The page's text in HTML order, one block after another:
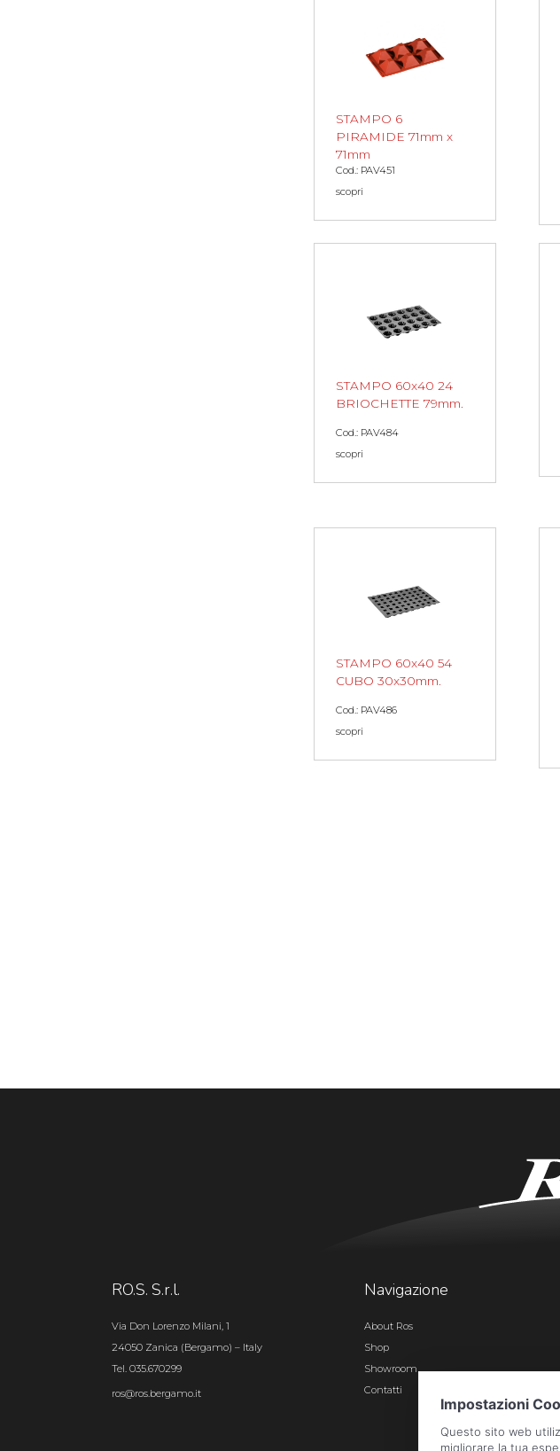
STAMPO 6
PIRAMIDE 71mm x
71mm
Cod.: PAV451
scopri
STAMPO 60x40 24
BRIOCHETTE 79mm.
Cod.: PAV484
scopri
STAMPO 60x40 54
CUBO 30x30mm.
Cod.: PAV486
scopri
RO.S. S.r.l.
Via Don Lorenzo Milani, 1
24050 Zanica (Bergamo) – Italy
Tel. 035.670299
ros@ros.bergamo.it
Navigazione
About Ros
Shop
Showroom
Contatti